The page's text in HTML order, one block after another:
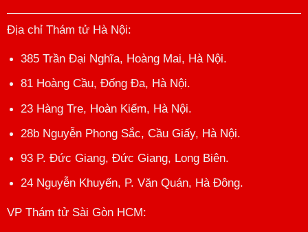
Địa chỉ Thám tử Hà Nội:
385 Trần Đại Nghĩa, Hoàng Mai, Hà Nội.
81 Hoàng Cầu, Đống Đa, Hà Nội.
23 Hàng Tre, Hoàn Kiếm, Hà Nội.
28b Nguyễn Phong Sắc, Cầu Giấy, Hà Nội.
93 P. Đức Giang, Đức Giang, Long Biên.
24 Nguyễn Khuyến, P. Văn Quán, Hà Đông.
VP Thám tử Sài Gòn HCM: